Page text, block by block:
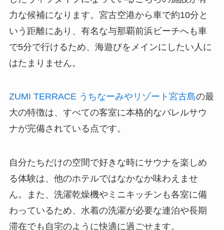
力な候補になります。宮古空港から車で約10分と
いう距離にあり、有名な与那覇前浜ビーチへも車
で5分で行けるため、海遊びをメインにしたい人に
はたまりません。
ZUMI TERRACE うちなーみやリゾート宮古島の最
大の特徴は、すべての客室に本格的なバレルサウ
ナが完備されている点です。
自分たちだけの空間で好きな時にサウナを楽しめ
る体験は、他のホテルではなかなか味わえませ
ん。また、洗濯乾燥機やミニキッチンも各室に備
わっているため、水着の洗濯が必要な連泊や長期
滞在でも自宅のように快適に過ごせます。